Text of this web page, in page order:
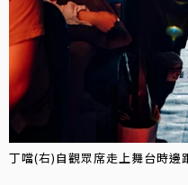
丁噹(右)自觀眾席走上舞台時邊